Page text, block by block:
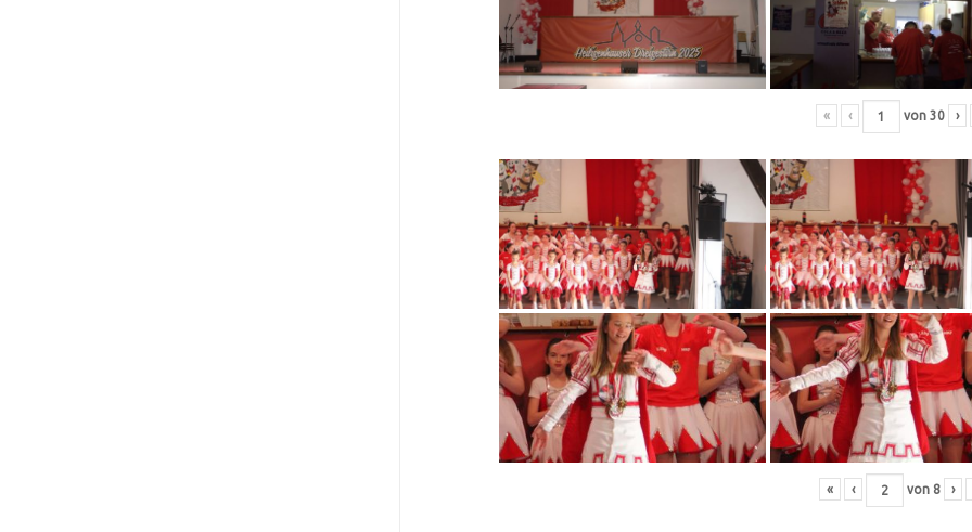
« ‹ von 30 ›
« ‹ von 8 ›